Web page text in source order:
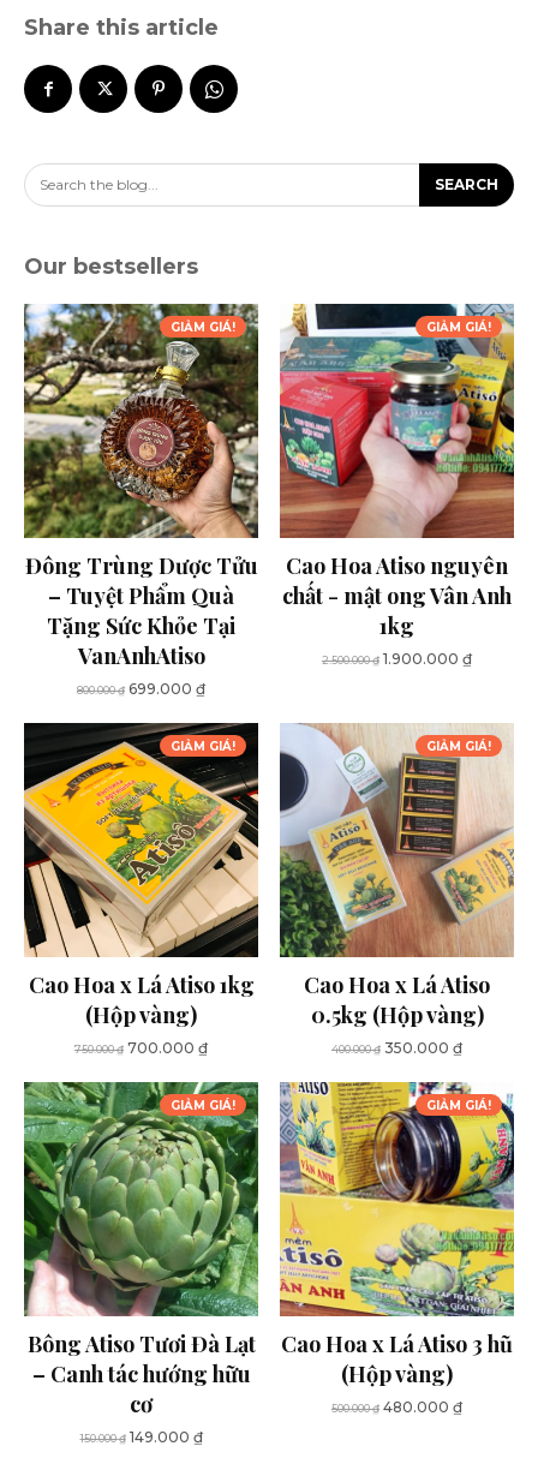
Share this article
Search the blog... SEARCH
Our bestsellers
GIẢM GIÁ!
Đông Trùng Dược Tửu
– Tuyệt Phẩm Quà
Tặng Sức Khỏe Tại
VanAnhAtiso
800.000₫ Giá
là:
800.000 ₫.
699.000 ₫Giá
tại
là:
699.000 ₫.
GIẢM GIÁ!
Cao Hoa Atiso nguyên
chất - mật ong Vân Anh
1kg
2.500.000₫ Giá
2.500.000 ₫.
1.900.000 ₫Giá
GIẢM GIÁ!
Cao Hoa x Lá Atiso 1kg
(Hộp vàng)
750.000₫ Giá
là:
750.000 ₫.
700.000 ₫Giá
tại
là:
700.000 ₫.
GIẢM GIÁ!
Cao Hoa x Lá Atiso
0.5kg (Hộp vàng)
400.000₫ Giá
là:
400.000 ₫.
350.000 ₫Giá
tại
là:
350.000
GIẢM GIÁ!
Bông Atiso Tươi Đà Lạt
– Canh tác hướng hữu
cơ
150.000₫ Giá
149.000 ₫Giá
GIẢM GIÁ!
Cao Hoa x Lá Atiso 3 hũ
(Hộp vàng)
500.000₫ Giá
480.000 ₫Giá